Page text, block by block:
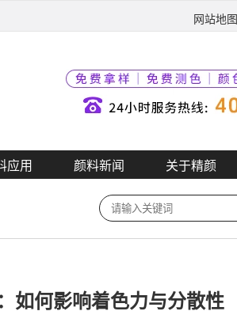
网站地图
应用 颜料新闻 关于精颜
如何影响着色力与分散性